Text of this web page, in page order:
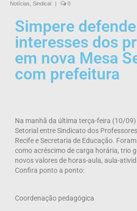
Notícias Sindical | 0
Simpere defende
interesses dos
em nova Mesa
com prefeitura
Na manhã da última terça-feira (10/
Setorial entre Sindicato dos
Recife e Secretaria de Educação.
como acréscimo de carga horária, trio
novos valores de horas-aula, aula-
Confira ponto a ponto:
Coordenação pedagógica